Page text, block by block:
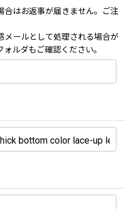
合はお返事が届きません。ご注
メールとして処理される場合が
ルダもご確認ください。